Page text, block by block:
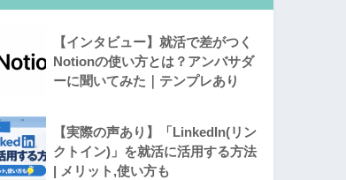
【インタビュー】就活で差がつく
Notionの使い方とは？アンバサダ
ーに聞いてみた｜テンプレあり
【実際の声あり】「LinkedIn(リン
クトイン)」を就活に活用する方法
| メリット,使い方も